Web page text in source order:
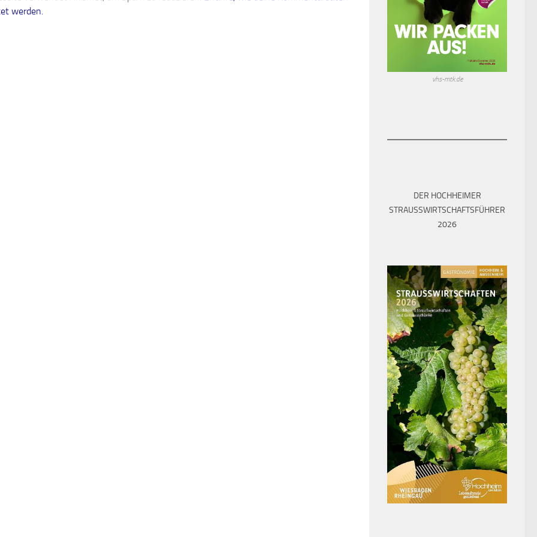
werden.
vhs-mtk.de
DER HOCHHEIMER
STRAUSSWIRTSCHAFTSFÜHRER 2
026